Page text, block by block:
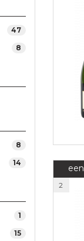
47
8
8
14
1
15
2